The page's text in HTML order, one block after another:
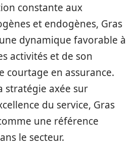
constante aux
et endogènes, Gras
dynamique favorable à
activités et de son
courtage en assurance.
stratégie axée sur
du service, Gras
une référence
le secteur.